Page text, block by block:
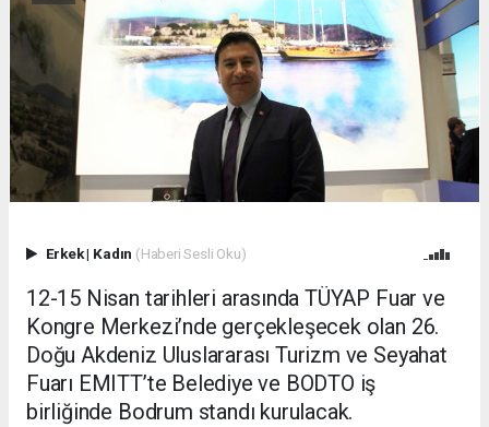
Erkek| Kadın (Haberi Sesli Oku)
12-15 Nisan tarihleri arasında TÜYAP Fuar ve
Kongre Merkezi’nde gerçekleşecek olan 26.
Doğu Akdeniz Uluslararası Turizm ve Seyahat
Fuarı EMITT’te Belediye ve BODTO iş
birliğinde Bodrum standı kurulacak.